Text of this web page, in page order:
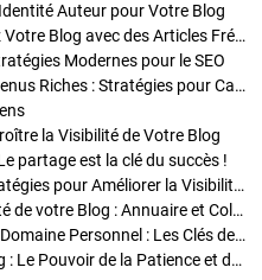
Auteur pour Votre Blog
Stratégies de Publication : Boostez Votre Blog avec des Articles Fréquents et Exclusifs
Modernes pour le SEO
Enrichir Vos Articles avec des Contenus Riches : Stratégies pour Captiver et Optimiser
la Visibilité de Votre Blog
partage est la clé du succès !
Optimisation SEO des Articles : Stratégies pour Améliorer la Visibilité de Votre Blog
Stratégies pour améliorer la visibilité de votre Blog : Annuaire et Collaborations
Pourquoi Investir dans un Nom de Domaine Personnel : Les Clés de la Réussite de Votre Blog
Comment Faire Émerger Votre Blog : Le Pouvoir de la Patience et de la Persévérance